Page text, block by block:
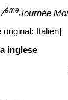
èmeJournée
original: Italien]
inglese